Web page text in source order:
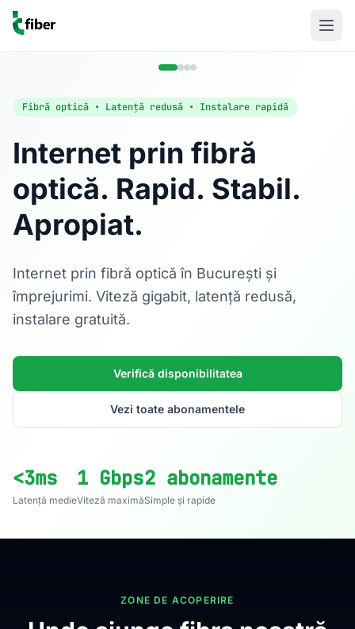
Fibră optică • Latență redusă • Instalare rapidă
Internet prin fibră
optică. Rapid. Stabil.
Apropiat.
Internet prin fibră optică în București și
împrejurimi. Viteză gigabit, latență redusă,
instalare gratuită.
Verifică disponibilitatea
Vezi toate abonamentele
<3ms
Latență medie
1 Gbps
Viteză maximă
2 abonamente
Simple și rapide
Acasă
Internet Rezidențial
Fibră optică până la 1 Gbps, direct în casa ta.
ZONE DE ACOPERIRE